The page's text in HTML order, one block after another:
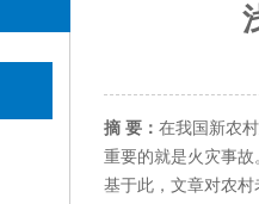
摘 要： 在我国新农
重要的就是火灾事
基于此，文章对农